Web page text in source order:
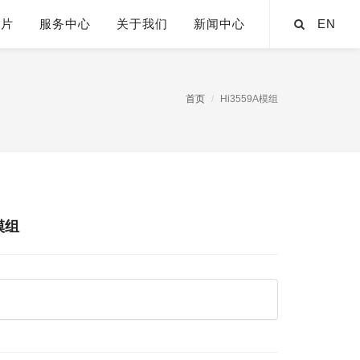
服务中心 关于我们 新闻中心 EN
首页 Hi3559A模组
组